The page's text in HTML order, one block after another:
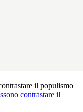
il populismo
contrastare il